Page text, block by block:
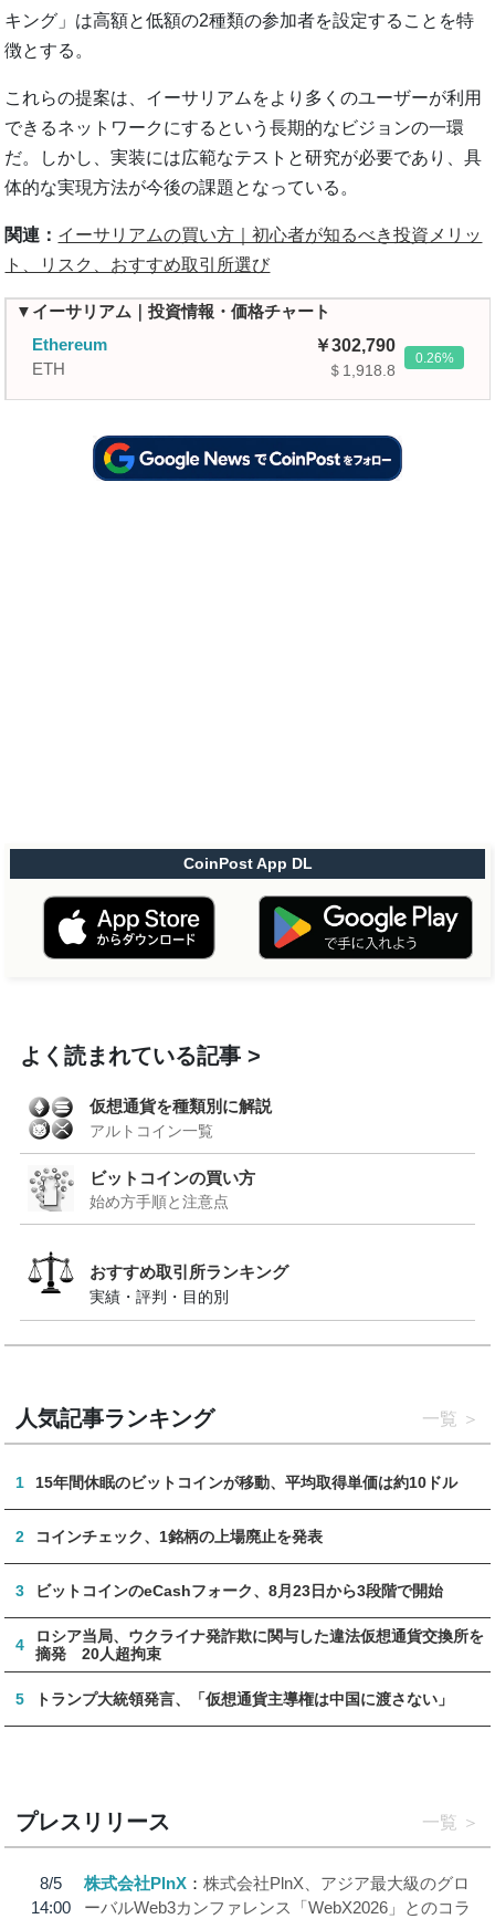
キング」は高額と低額の2種類の参加者を設定することを特
徴とする。
これらの提案は、イーサリアムをより多くのユーザーが利用
できるネットワークにするという長期的なビジョンの一環
だ。しかし、実装には広範なテストと研究が必要であり、具
体的な実現方法が今後の課題となっている。
関連： イーサリアムの買い方｜初心者が知るべき投資メリッ
ト、リスク、おすすめ取引所選び
▼イーサリアム｜投資情報・価格チャート
Ethereum
ETH
302,790
＄1,918.8
0.26
CoinPost App DL
よく読まれている記事
仮想通貨を種類別に解説
アルトコイン一覧
ビットコインの買い方
始め方手順と注意点
おすすめ取引所ランキング
実績・評判・目的別
人気記事ランキング 一覧
1 15年間休眠のビットコインが移動、平均取得単価は約10ドル
2 コインチェック、1銘柄の上場廃止を発表
3 ビットコインのeCashフォーク、8月23日から3段階で開始
4
ロシア当局、ウクライナ発詐欺に関与した違法仮想通貨交換所を
摘発 20人超拘束
5 トランプ大統領発言、「仮想通貨主導権は中国に渡さない」
プレスリリース 一覧
8/5
14:00
株式会社PlnX
株式会社PlnX、アジア最大級のグロ
ーバルWeb3カンファレンス「WebX2026」とのコラ